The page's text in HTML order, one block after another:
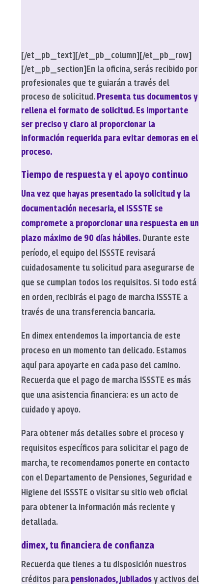
[/et_pb_text][/et_pb_column][/et_pb_row]
[/et_pb_section]En la oficina, serás recibido por
profesionales que te guiarán a través del
proceso de solicitud.Presenta tus documentos y
rellena el formato de solicitud. Es importante
ser preciso y claro al proporcionar la
información requerida para evitar demoras en el
proceso.
Tiempo de respuesta y el apoyo continuo
Una vez que hayas presentado la solicitud y la
documentación necesaria, el ISSSTE se
compromete a proporcionar una respuesta en un
plazo máximo de 90 días hábiles.Durante este
período, el equipo del ISSSTE revisará
cuidadosamente tu solicitud para asegurarse de
que se cumplan todos los requisitos. Si todo está
en orden, recibirás el pago de marcha ISSSTE a
través de una transferencia bancaria.
En dimex entendemos la importancia de este
proceso en un momento tan delicado. Estamos
aquí para apoyarte en cada paso del camino.
Recuerda que el pago de marcha ISSSTE es más
que una asistencia financiera: es un acto de
cuidado y apoyo.
Para obtener más detalles sobre el proceso y
requisitos específicos para solicitar el pago de
marcha, te recomendamos ponerte en contacto
con el Departamento de Pensiones, Seguridad e
Higiene del ISSSTE o visitar su sitio web oficial
para obtener la información más reciente y
detallada.
dimex, tu financiera de confianza
Recuerda que tienes a tu disposición nuestros
créditos para pensionados, jubiladosy activos del